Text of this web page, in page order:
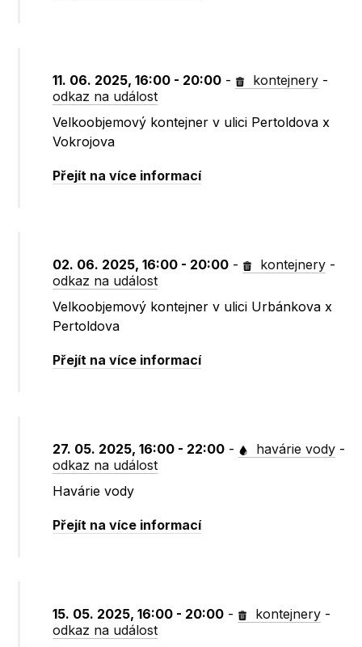
11. 06. 2025, 16:00 - 20:00 - kontejnery -
odkaz na událost
Velkoobjemový kontejner v ulici Pertoldova x
Vokrojova
Přejít na více informací
02. 06. 2025, 16:00 - 20:00 - kontejnery -
odkaz na událost
Velkoobjemový kontejner v ulici Urbánkova x
Pertoldova
Přejít na více informací
27. 05. 2025, 16:00 - 22:00 - havárie vody -
odkaz na událost
Havárie vody
Přejít na více informací
15. 05. 2025, 16:00 - 20:00 - kontejnery -
odkaz na událost